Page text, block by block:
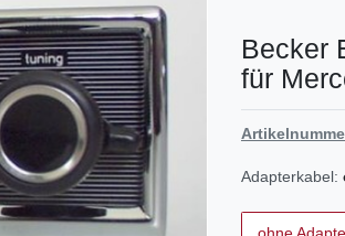
Becker
für
Adapterkabel: